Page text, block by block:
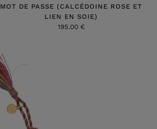
MOT DE PASSE (CALCÉDOINE ROSE ET
LIEN EN SOIE)
195.00 €